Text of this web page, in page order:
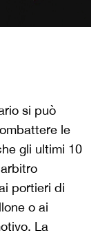
si può
le
gli ultimi 10
portieri di
o ai
La